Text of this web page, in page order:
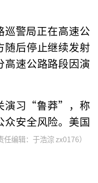
巡警局正在高速公
随后停止继续发射
高速公路路段因演
演习“鲁莽”，称
安全风险。美国
任编辑：于浩淙 zx0176）